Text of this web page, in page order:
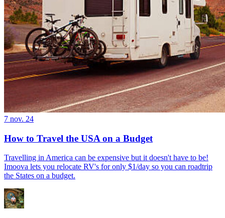
7 nov. 24
How to Travel the USA on a Budget
Travelling in America can be expensive but it doesn't have to be!
Imoova lets you relocate RV's for only $1/day so you can roadtrip
the States on a budget.